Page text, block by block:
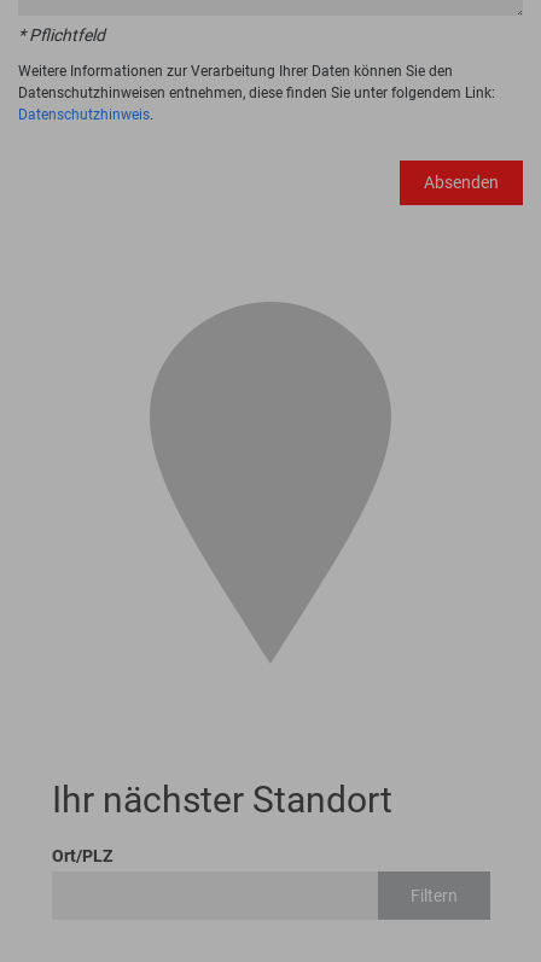
* Pflichtfeld
Weitere Informationen zur Verarbeitung Ihrer Daten können Sie den
Datenschutzhinweisen entnehmen, diese finden Sie unter folgendem Link:
Datenschutzhinweis.
Absenden
Ihr nächster Standort
Ort/PLZ
Filtern